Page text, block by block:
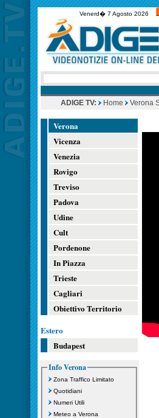
Venerd� 7 Agosto 2026
ADIGE TV: Home Verona
Verona
Vicenza
Venezia
Rovigo
Treviso
Padova
Udine
Cult
Pordenone
In Piazza
Trieste
Cagliari
Obiettivo Territorio
Estero
Budapest
Info Verona
Zona Traffico Limitato
Quotidiani
Numeri Utili
Meteo a Verona